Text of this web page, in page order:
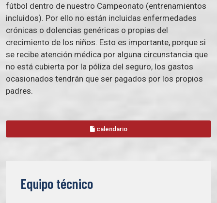
fútbol dentro de nuestro Campeonato (entrenamientos
incluidos). Por ello no están incluidas enfermedades
crónicas o dolencias genéricas o propias del
crecimiento de los niños. Esto es importante, porque si
se recibe atención médica por alguna circunstancia que
no está cubierta por la póliza del seguro, los gastos
ocasionados tendrán que ser pagados por los propios
padres.
calendario
Equipo técnico